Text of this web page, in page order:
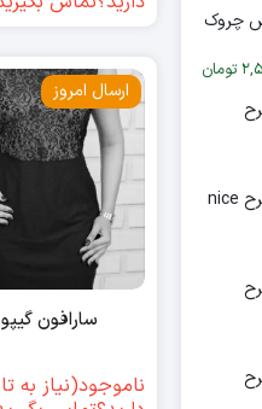
ارسال امروز
سارافون
ناموجود(نیاز به
چروک
تومان
تیشرت باکسی زنانه طرح nice